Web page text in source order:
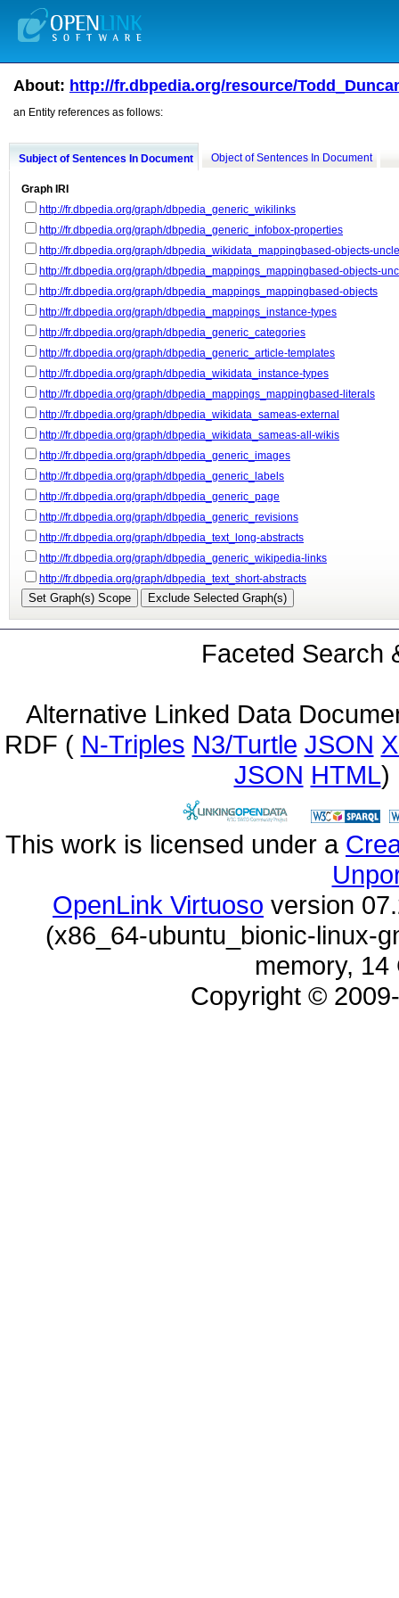
About: http://fr.dbpedia.org/resource/
an Entity references as follows:
Subject of Sentences In Document Object of Sentences In Document
Graph IRI
http://fr.dbpedia.org/graph/dbpedia_generic_wikilinks
http://fr.dbpedia.org/graph/dbpedia_generic_infobox-properties
http://fr.dbpedia.org/graph/dbpedia_wikidata_mappingbased-objects-
http://fr.dbpedia.org/graph/dbpedia_mappings_mappingbased-objects-
http://fr.dbpedia.org/graph/dbpedia_mappings_mappingbased-objects
http://fr.dbpedia.org/graph/dbpedia_mappings_instance-types
http://fr.dbpedia.org/graph/dbpedia_generic_categories
http://fr.dbpedia.org/graph/dbpedia_generic_article-templates
http://fr.dbpedia.org/graph/dbpedia_wikidata_instance-types
http://fr.dbpedia.org/graph/dbpedia_mappings_mappingbased-literals
http://fr.dbpedia.org/graph/dbpedia_wikidata_sameas-external
http://fr.dbpedia.org/graph/dbpedia_wikidata_sameas-all-wikis
http://fr.dbpedia.org/graph/dbpedia_generic_images
http://fr.dbpedia.org/graph/dbpedia_generic_labels
http://fr.dbpedia.org/graph/dbpedia_generic_page
http://fr.dbpedia.org/graph/dbpedia_generic_revisions
http://fr.dbpedia.org/graph/dbpedia_text_long-abstracts
http://fr.dbpedia.org/graph/dbpedia_generic_wikipedia-links
http://fr.dbpedia.org/graph/dbpedia_text_short-abstracts
Faceted Search
Alternative Linked Data
RDF ( N-Triples N3/Turtle JSON
JSON HTML)
This work is licensed under a
OpenLink Virtuoso
memory,
Copyright ©